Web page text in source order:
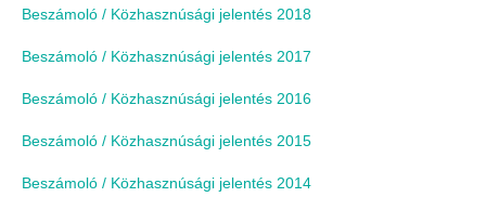
Beszámoló / Közhasznúsági jelentés 2018
Beszámoló / Közhasznúsági jelentés 2017
Beszámoló / Közhasznúsági jelentés 2016
Beszámoló / Közhasznúsági jelentés 2015
Beszámoló / Közhasznúsági jelentés 2014